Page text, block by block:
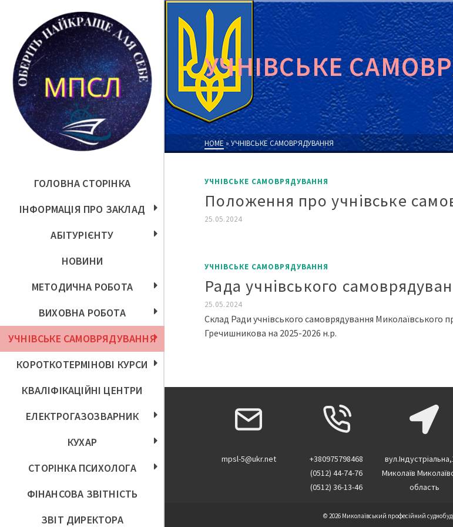
ГОЛОВНА СТОРІНКА
ІНФОРМАЦІЯ ПРО ЗАКЛАД
АБІТУРІЄНТУ
НОВИНИ
МЕТОДИЧНА РОБОТА
ВИХОВНА РОБОТА
УЧНІВСЬКЕ САМОВРЯДУВАННЯ
КОРОТКОТЕРМІНОВІ КУРСИ
КВАЛІФІКАЦІЙНІ ЦЕНТРИ
ЕЛЕКТРОГАЗОЗВАРНИК
КУХАР
СТОРІНКА ПСИХОЛОГА
ФІНАНСОВА ЗВІТНІСТЬ
ЗВІТ ДИРЕКТОРА
УЧНІВСЬКЕ
HOME »УЧНІВСЬКЕ САМОВРЯДУВАННЯ
УЧНІВСЬКЕ САМОВРЯДУВАННЯ
Положення про учнівське
25.05.2024
УЧНІВСЬКЕ САМОВРЯДУВАННЯ
Рада учнівського
25.05.2024
Склад Ради учнівського самоврядування Миколаївського
Гречишникова на 2025-2026 н.р.
mpsl-5@ukr.net
+380975798468
(0512) 44-74-76
(0512) 36-13-46
Миколаїв
область
© 2026 Миколаївський професійний